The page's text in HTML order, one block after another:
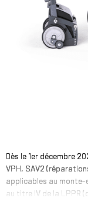
Dès le 1er décembre
VPH, SAV2
applicables au monte-
au titre IV de la LPPR